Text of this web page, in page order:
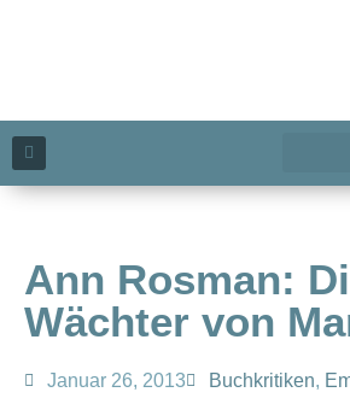
Ann Rosman:
Wächter von
Januar 26, 2013 Buchkritiken,